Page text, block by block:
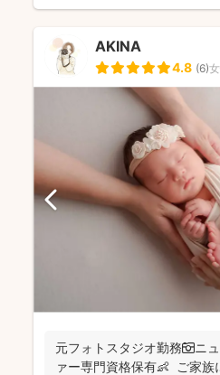
AKINA
4.8 (6)
元フォトスタジオ勤務📷ニ
ァー専門資格保有👶 ご家族